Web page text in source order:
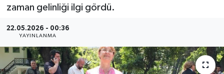
zaman gelinliği ilgi gördü.
22.05.2026 - 00:36
YAYINLANMA
Programlar
SPOR
YAŞAM